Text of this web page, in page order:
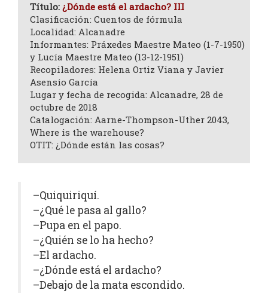
Título: ¿Dónde está el ardacho? III
Clasificación: Cuentos de fórmula
Localidad: Alcanadre
Informantes: Práxedes Maestre Mateo (1-7-1950)
y Lucía Maestre Mateo (13-12-1951)
Recopiladores: Helena Ortiz Viana y Javier
Asensio García
Lugar y fecha de recogida: Alcanadre, 28 de
octubre de 2018
Catalogación: Aarne-Thompson-Uther 2043,
Where is the warehouse?
OTIT: ¿Dónde están las cosas?
–Quiquiriquí.
–¿Qué le pasa al gallo?
–Pupa en el papo.
–¿Quién se lo ha hecho?
–El ardacho.
–¿Dónde está el ardacho?
–Debajo de la mata escondido.